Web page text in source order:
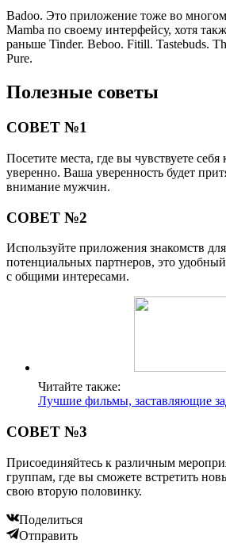
Badoo. Это приложение тоже во
Mamba по своему интерфейсу, хотя
раньше Tinder. Beboo. Fitill. Tastebuds.
Pure.
Полезные советы
СОВЕТ №1
Посетите места, где вы чувствуете
уверенно. Ваша уверенность будет
внимание мужчин.
СОВЕТ №2
Используйте приложения знакомств
потенциальных партнеров, это
с общими интересами.
Читайте также:
Лучшие фильмы, заставляющие
СОВЕТ №3
Присоединяйтесь к различным
группам, где вы сможете встретить
свою вторую половинку.
Поделиться
Отправить